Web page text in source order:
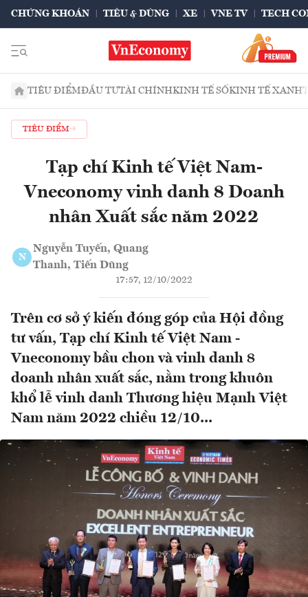
CHỨNG KHOÁN TIÊU & DÙNG XE VNE TV TECH
TIÊU ĐIỂMĐẦU TƯTÀI CHÍNHKINH TẾ SỐKINH TẾ XANH
TIÊU ĐIỂM
Tạp chí Kinh tế Việt Nam-
Vneconomy vinh danh 8 Doanh
nhân Xuất sắc năm 2022
N
Nguyễn Tuyến, Quang
Thanh, Tiến Dũng
17:57, 12/10/2022
Trên cơ sở ý kiến đóng góp của Hội đồng
tư vấn, Tạp chí Kinh tế Việt Nam -
Vneconomy bầu chon và vinh danh 8
doanh nhân xuất sắc, nằm trong khuôn
khổ lễ vinh danh Thương hiệu Mạnh Việt
Nam năm 2022 chiều 12/10...